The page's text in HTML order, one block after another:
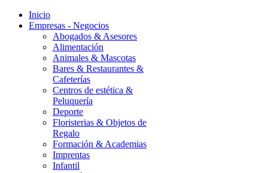
Inicio
Empresas - Negocios
Abogados & Asesores
Alimentación
Animales & Mascotas
Bares & Restaurantes &
Cafeterías
Centros de estética &
Peluquería
Deporte
Floristerias & Objetos de
Regalo
Formación & Academias
Imprentas
Infantil